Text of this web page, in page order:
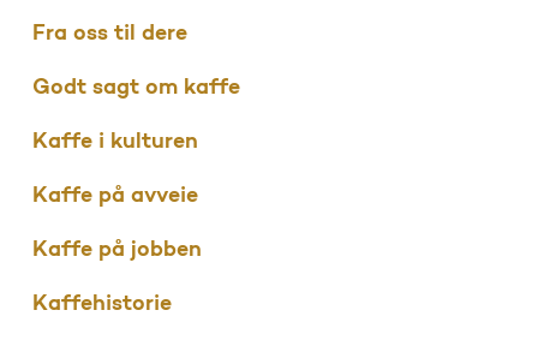
Fra oss til dere
Godt sagt om kaffe
Kaffe i kulturen
Kaffe på avveie
Kaffe på jobben
Kaffehistorie